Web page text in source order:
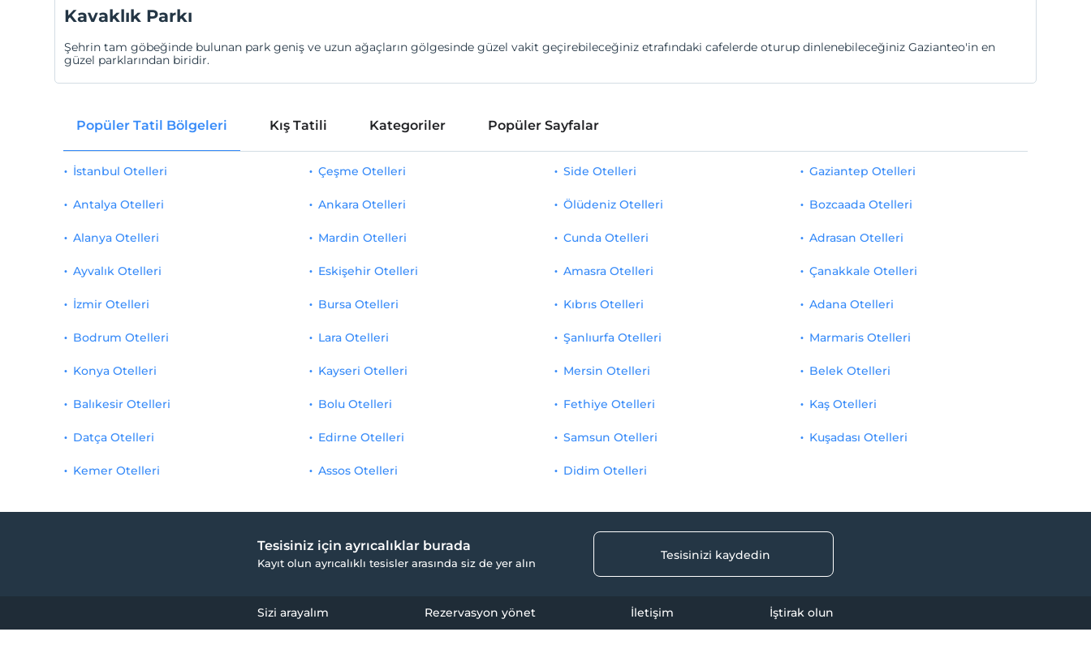
Kavaklık Parkı
Şehrin tam göbeğinde bulunan park geniş ve uzun ağaçların gölgesinde güzel vakit geçirebileceğiniz etrafındaki cafelerde oturup dinlenebileceğiniz Gazianteo'in en
güzel parklarından biridir.
Popüler Tatil Bölgeleri Kış Tatili Kategoriler Popüler Sayfalar
İstanbul Otelleri
Antalya Otelleri
Alanya Otelleri
Ayvalık Otelleri
İzmir Otelleri
Çeşme Otelleri
Ankara Otelleri
Mardin Otelleri
Eskişehir Otelleri
Bursa Otelleri
Side Otelleri
Ölüdeniz Otelleri
Cunda Otelleri
Amasra Otelleri
Kıbrıs Otelleri
Gaziantep Otelleri
Bozcaada Otelleri
Adrasan Otelleri
Çanakkale Otelleri
Adana Otelleri
Bodrum Otelleri
Konya Otelleri
Balıkesir Otelleri
Datça Otelleri
Kemer Otelleri
Lara Otelleri
Kayseri Otelleri
Bolu Otelleri
Edirne Otelleri
Assos Otelleri
Şanlıurfa Otelleri
Mersin Otelleri
Fethiye Otelleri
Samsun Otelleri
Didim Otelleri
Marmaris Otelleri
Belek Otelleri
Kaş Otelleri
Kuşadası Otelleri
Tesisiniz için ayrıcalıklar burada
Kayıt olun ayrıcalıklı tesisler arasında siz de yer alın
Tesisinizi kaydedin
Sizi arayalım Rezervasyon yönet İletişim İştirak olun